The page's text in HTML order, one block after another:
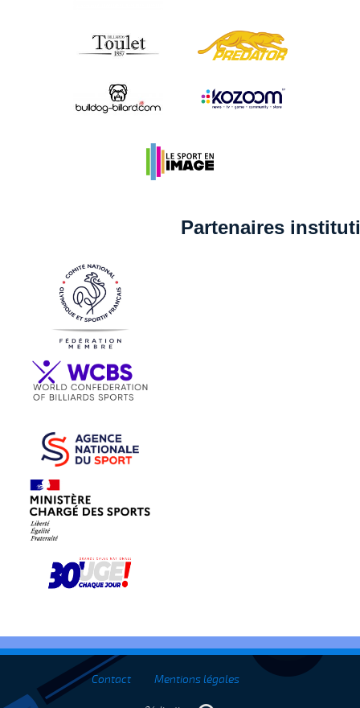
Partenaires
Contact Mentions légales